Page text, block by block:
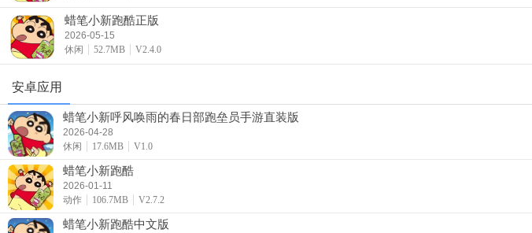
蜡笔小新跑酷正版
2026-05-15
休闲
52.7MB V2.4.0
安卓应用
蜡笔小新呼风唤雨的春日部跑垒员手游直装版
2026-04-28
休闲
17.6MB V1.0
蜡笔小新跑酷
2026-01-11
动作
106.7MB V2.7.2
蜡笔小新跑酷中文版